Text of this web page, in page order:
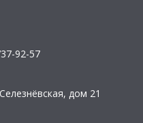
92-57
дом 21